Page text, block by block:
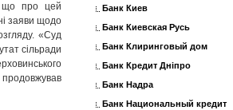
що про цей
заяви щодо
«Суд
сільради
Банк Киев
Банк Киевская Русь
Банк Клиринговый дом
Банк Кредит Дніпро
Банк Надра
Банк Национальный кредит